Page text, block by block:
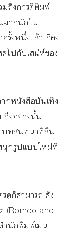
มถึงการตีพิมพ์
มากนักใน
รั้งหนึ่งแล้ว ก็คง
ลไปกับเสน่ห์ของ
ากหนังสือบันเทิง
ถึงอย่างนั้น
บทสนทนาที่ลื่น
กรูปแบบใหม่ที่
ดูก็สามารถ สั่ง
(Romeo and
ำนักพิมพ์เม่น